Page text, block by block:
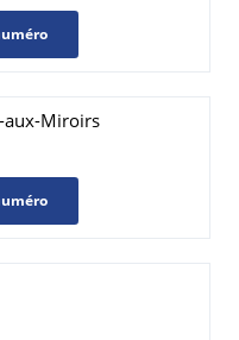
aux-Miroirs